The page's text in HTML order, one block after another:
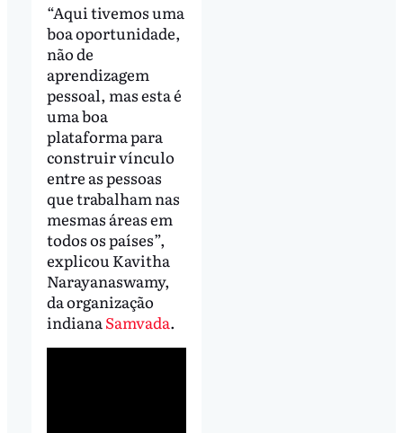
“Aqui tivemos uma
boa oportunidade,
não de
aprendizagem
pessoal, mas esta é
uma boa
plataforma para
construir vínculo
entre as pessoas
que trabalham nas
mesmas áreas em
todos os países”,
explicou Kavitha
Narayanaswamy,
da organização
indianaSamvada.